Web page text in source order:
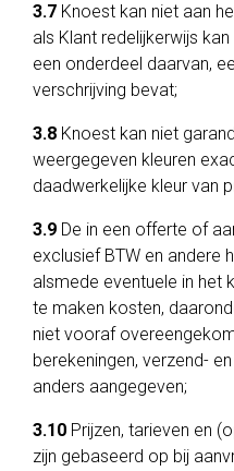
3.7 Knoest kan niet aan
als Klant redelijkerwijs
een onderdeel daarvan,
verschrijving bevat;
3.8 Knoest kan niet
weergegeven kleuren
daadwerkelijke kleur van
3.9 De in een offerte of
exclusief BTW en andere
alsmede eventuele in het
te maken kosten,
niet vooraf
berekeningen, verzend-
anders aangegeven;
3.10 Prijzen, tarieven en
zijn gebaseerd op bij